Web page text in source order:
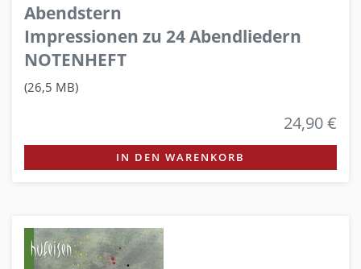
Abendstern
Impressionen zu 24 Abendliedern
NOTENHEFT
(26,5 MB)
24,90 €
IN DEN WARENKORB